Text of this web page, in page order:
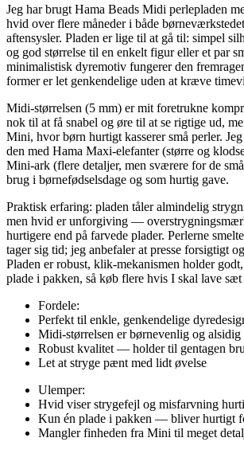
Jeg har brugt Hama Beads Midi perlepladen
hvid over flere måneder i både
aftensysler. Pladen er lige til at gå til: simpel
og god størrelse til en enkelt figur eller et par
minimalistisk dyremotiv fungerer den
former er let genkendelige uden at kræve
Midi-størrelsen (5 mm) er mit foretrukne
nok til at få snabel og øre til at se rigtige ud,
Mini, hvor børn hurtigt kasserer små perler.
den med Hama Maxi-elefanter (større og
Mini-ark (flere detaljer, men sværere for de
brug i børnefødselsdage og som hurtig gave.
Praktisk erfaring: pladen tåler almindelig
men hvid er unforgiving —
hurtigere end på farvede plader. Perlerne
tager sig tid; jeg anbefaler at presse forsigtigt
Pladen er robust, klik-mekanismen holder
plade i pakken, så køb flere hvis I skal lave sæt
Fordele:
Perfekt til enkle, genkendelige
Midi-størrelsen er børnevenlig og alsidig
Robust kvalitet — holder til gentagen
Let at stryge pænt med lidt øvelse
Ulemper:
Hvid viser strygefejl og misfarvning
Kun én plade i pakken — bliver hurtigt
Mangler finheden fra Mini til meget